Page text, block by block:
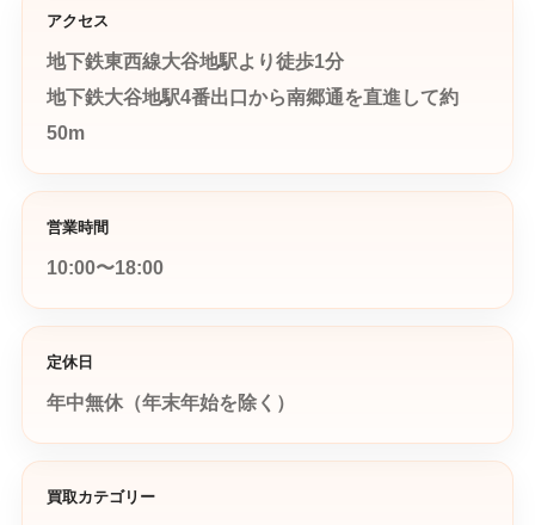
アクセス
地下鉄東西線大谷地駅より徒歩1分
地下鉄大谷地駅4番出口から南郷通を直進して約
50m
営業時間
10:00〜18:00
定休日
年中無休（年末年始を除く）
買取カテゴリー